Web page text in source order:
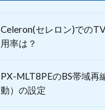
Celeron(セレロン)での
用率は？
PX-MLT8PEのBS帯域再
動）の設定